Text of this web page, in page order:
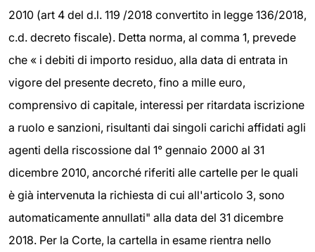
2010 (art 4 del d.l. 119 /2018 convertito in legge 136/2018,
c.d. decreto fiscale). Detta norma, al comma 1, prevede
che « i debiti di importo residuo, alla data di entrata in
vigore del presente decreto, fino a mille euro,
comprensivo di capitale, interessi per ritardata iscrizione
a ruolo e sanzioni, risultanti dai singoli carichi affidati agli
agenti della riscossione dal 1° gennaio 2000 al 31
dicembre 2010, ancorché riferiti alle cartelle per le quali
è già intervenuta la richiesta di cui all'articolo 3, sono
automaticamente annullati" alla data del 31 dicembre
2018. Per la Corte, la cartella in esame rientra nello